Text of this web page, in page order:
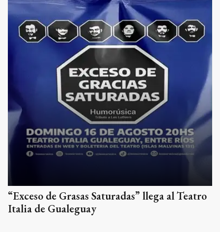
“Exceso de Grasas Saturadas” llega al Teatro
Italia de Gualeguay